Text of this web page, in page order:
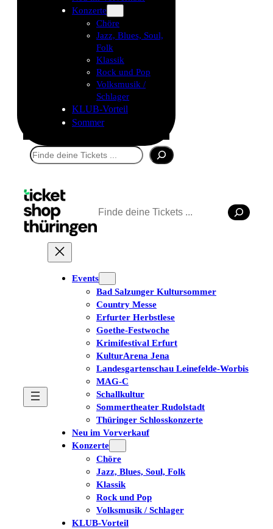
Konzerte
Chöre
Jazz, Blues, Soul,
Folk
Klassik
Rock und Pop
Volksmusik /
Schlager
KLUB-Vorteil
Sommer
Suchen
Suchen
Events
Bad Salzunger Kultursommer
Country Messe
Erfurter Herbstlese
Goethe-Festwoche
Krimifestival Erfurt
KulturArena Jena
Landesgartenschau Leinefelde-Worbis
MAG-C
Schallkultur
Sommertheater Rudolstadt
Thüringer Schlosskonzerte
Neu im Vorverkauf
Konzerte
Chöre
Jazz, Blues, Soul, Folk
Klassik
Rock und Pop
Volksmusik / Schlager
KLUB-Vorteil